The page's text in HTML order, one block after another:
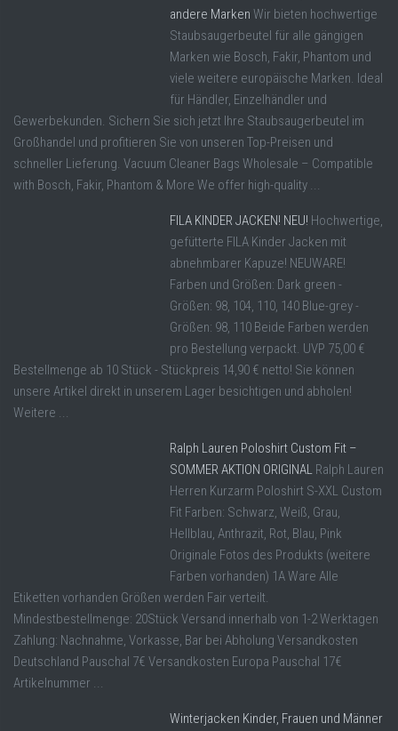
andere Marken Wir bieten hochwertige
Staubsaugerbeutel für alle gängigen
Marken wie Bosch, Fakir, Phantom und
viele weitere europäische Marken. Ideal
für Händler, Einzelhändler und
Gewerbekunden. Sichern Sie sich jetzt Ihre Staubsaugerbeutel im
Großhandel und profitieren Sie von unseren Top-Preisen und
schneller Lieferung. Vacuum Cleaner Bags Wholesale – Compatible
with Bosch, Fakir, Phantom & More We offer high-quality ...
FILA KINDER JACKEN! NEU! Hochwertige,
gefütterte FILA Kinder Jacken mit
abnehmbarer Kapuze! NEUWARE!
Farben und Größen: Dark green -
Größen: 98, 104, 110, 140 Blue-grey -
Größen: 98, 110 Beide Farben werden
pro Bestellung verpackt. UVP 75,00 €
Bestellmenge ab 10 Stück - Stückpreis 14,90 € netto! Sie können
unsere Artikel direkt in unserem Lager besichtigen und abholen!
Weitere ...
Ralph Lauren Poloshirt Custom Fit –
SOMMER AKTION ORIGINAL Ralph Lauren
Herren Kurzarm Poloshirt S-XXL Custom
Fit Farben: Schwarz, Weiß, Grau,
Hellblau, Anthrazit, Rot, Blau, Pink
Originale Fotos des Produkts (weitere
Farben vorhanden) 1A Ware Alle
Etiketten vorhanden Größen werden Fair verteilt.
Mindestbestellmenge: 20Stück Versand innerhalb von 1-2 Werktagen
Zahlung: Nachnahme, Vorkasse, Bar bei Abholung Versandkosten
Deutschland Pauschal 7€ Versandkosten Europa Pauschal 17€
Artikelnummer ...
Winterjacken Kinder, Frauen und Männer